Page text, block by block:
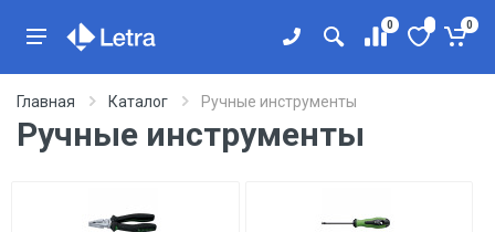
0 0
Главная Каталог Ручные инструменты
Ручные инструменты